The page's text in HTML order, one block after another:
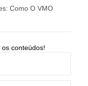
Como O VMO
conteúdos!